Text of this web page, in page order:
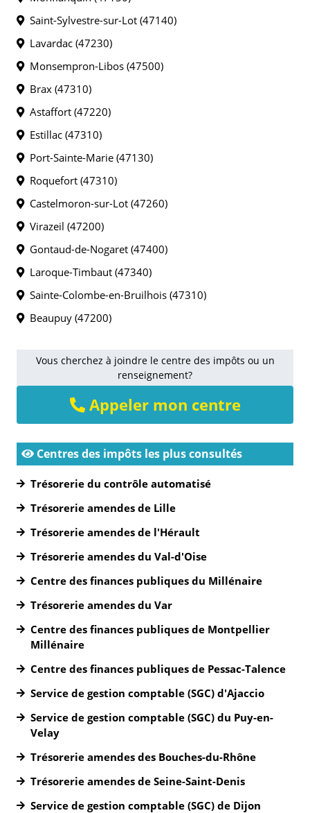
Saint-Sylvestre-sur-Lot (47140)
Lavardac (47230)
Monsempron-Libos (47500)
Brax (47310)
Astaffort (47220)
Estillac (47310)
Port-Sainte-Marie (47130)
Roquefort (47310)
Castelmoron-sur-Lot (47260)
Virazeil (47200)
Gontaud-de-Nogaret (47400)
Laroque-Timbaut (47340)
Sainte-Colombe-en-Bruilhois (47310)
Beaupuy (47200)
Vous cherchez à joindre le centre des impôts ou un
renseignement?
Appeler mon centre
Centres des impôts les plus consultés
Trésorerie du contrôle automatisé
Trésorerie amendes de Lille
Trésorerie amendes de l'Hérault
Trésorerie amendes du Val-d'Oise
Centre des finances publiques du Millénaire
Trésorerie amendes du Var
Centre des finances publiques de Montpellier
Millénaire
Centre des finances publiques de Pessac-Talence
Service de gestion comptable (SGC) d'Ajaccio
Service de gestion comptable (SGC) du Puy-en-
Velay
Trésorerie amendes des Bouches-du-Rhône
Trésorerie amendes de Seine-Saint-Denis
Service de gestion comptable (SGC) de Dijon